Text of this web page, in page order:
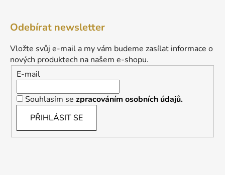
Odebírat newsletter
Vložte svůj e-mail a my vám budeme zasílat informace o
nových produktech na našem e-shopu.
E-mail
Souhlasím se zpracováním osobních údajů.
PŘIHLÁSIT SE